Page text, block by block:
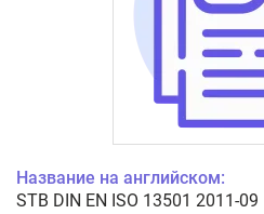
Название на английском:
STB DIN EN ISO 13501 2011-09